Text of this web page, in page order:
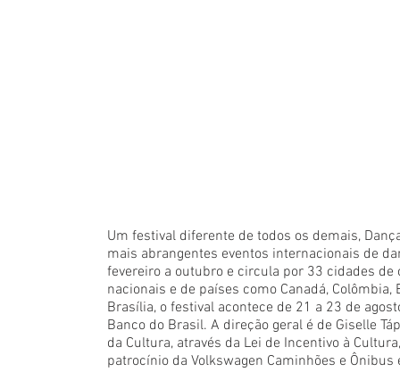
Um festival diferente de todos os demais,
mais abrangentes eventos internacionais de
fevereiro a outubro e circula por 33 cidades
nacionais e de países como Canadá,
Brasília, o festival acontece de 21 a 23 de
Banco do Brasil. A direção geral é de Giselle
da Cultura, através da Lei de Incentivo à
patrocínio da Volkswagen Caminhões e Ônibus